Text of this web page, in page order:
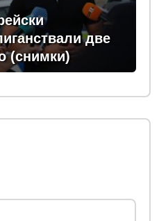
две
(снимки)